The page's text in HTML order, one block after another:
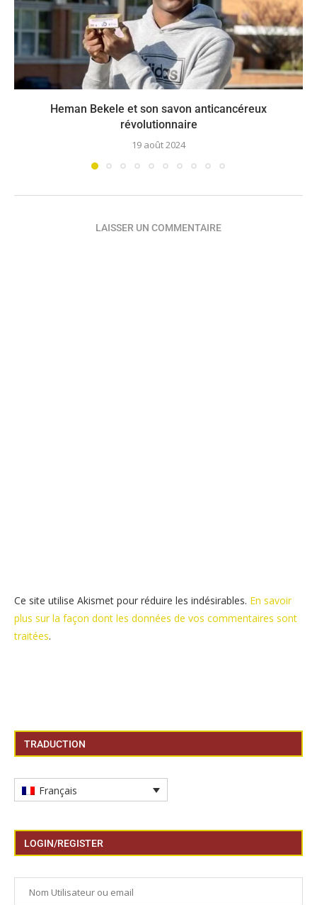
Heman Bekele et son savon anticancéreux
révolutionnaire
19 août 2024
LAISSER UN COMMENTAIRE
Ce site utilise Akismet pour réduire les indésirables. En savoir
plus sur la façon dont les données de vos commentaires sont
traitées.
TRADUCTION
Français
LOGIN/REGISTER